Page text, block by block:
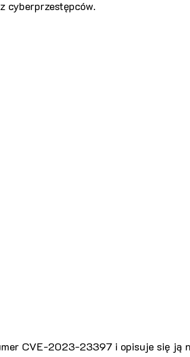
cyberprzestępców.
CVE-2023-23397 i opisuje się ją